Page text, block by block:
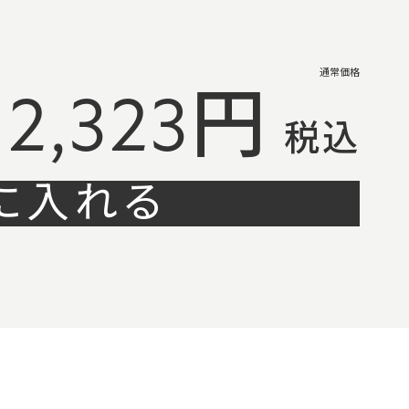
通常価格
2,323円 税込
入れる